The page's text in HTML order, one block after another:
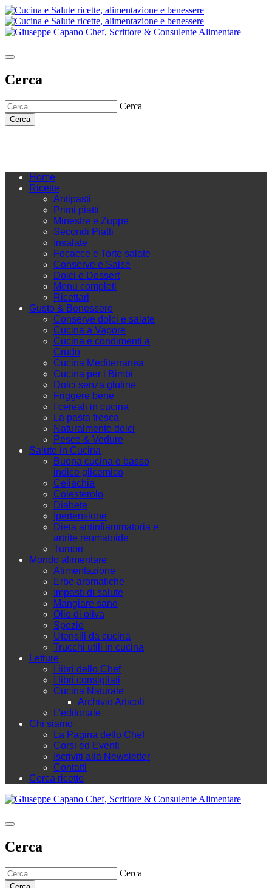
Cerca
Cerca
Cerca
Home
Ricette
Antipasti
Primi piatti
Minestre e Zuppe
Secondi Piatti
Insalate
Focacce e Torte salate
Conserve e Salse
Dolci e Dessert
Menu completi
Ricettari
Gusto & Benessere
Conserve dolci e salate
Cucina a Vapore
Cucina e condimenti a
Crudo
Cucina Mediterranea
Cucina per i Bimbi
Dolci senza glutine
Friggere bene
I cereali in cucina
La pasta fresca
Naturalmente dolci
Pesce & Vedure
Salute in Cucina
Buona cucina e basso
indice glicemico
Celiachia
Colesterolo
Diabete
Ipertensione
Dieta antinfiammatoria e
artrite reumatoide
Tumori
Mondo alimentare
Alimentazione
Erbe aromatiche
Impasti di salute
Mangiare sano
Olio di oliva
Spezie
Utensili da cucina
Trucchi utili in cucina
Letture
I libri dello Chef
I libri consigliati
Cucina Naturale
Archivio Articoli
L'editoriale
Chi siamo
La Pagina dello Chef
Corsi ed Eventi
Iscriviti alla Newsletter
Contatti
Cerca ricette
Cerca
Cerca